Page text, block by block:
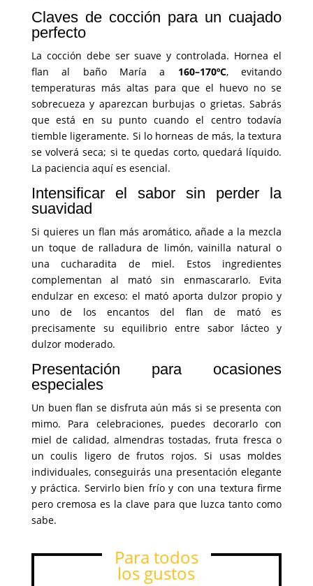
Claves de cocción para un cuajado
perfecto
La cocción debe ser suave y controlada. Hornea el
flan al baño María a 160–170ºC, evitando
temperaturas más altas para que el huevo no se
sobrecueza y aparezcan burbujas o grietas. Sabrás
que está en su punto cuando el centro todavía
tiemble ligeramente. Si lo horneas de más, la textura
se volverá seca; si te quedas corto, quedará líquido.
La paciencia aquí es esencial.
Intensificar el sabor sin perder la
suavidad
Si quieres un flan más aromático, añade a la mezcla
un toque de ralladura de limón, vainilla natural o
una cucharadita de miel. Estos ingredientes
complementan al mató sin enmascararlo. Evita
endulzar en exceso: el mató aporta dulzor propio y
uno de los encantos del flan de mató es
precisamente su equilibrio entre sabor lácteo y
dulzor moderado.
Presentación para ocasiones
especiales
Un buen flan se disfruta aún más si se presenta con
mimo. Para celebraciones, puedes decorarlo con
miel de calidad, almendras tostadas, fruta fresca o
un coulis ligero de frutos rojos. Si usas moldes
individuales, conseguirás una presentación elegante
y práctica. Servirlo bien frío y con una textura firme
pero cremosa es la clave para que luzca tanto como
sabe.
Para todos
los gustos